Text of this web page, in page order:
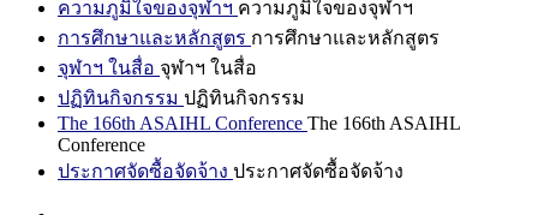
ความภูมิใจของจุฬาฯ ความภูมิใจของจุฬาฯ
การศึกษาและหลักสูตร การศึกษาและหลักสูตร
จุฬาฯ ในสื่อ จุฬาฯ ในสื่อ
ปฏิทินกิจกรรม ปฏิทินกิจกรรม
The 166th ASAIHL Conference The 166th ASAIHL
Conference
ประกาศจัดซื้อจัดจ้าง ประกาศจัดซื้อจัดจ้าง